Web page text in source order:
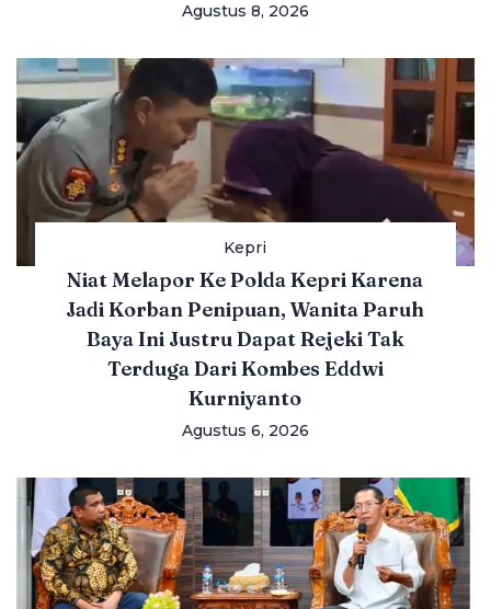
Agustus 8, 2026
Kepri
Niat Melapor Ke Polda Kepri Karena
Jadi Korban Penipuan, Wanita Paruh
Baya Ini Justru Dapat Rejeki Tak
Terduga Dari Kombes Eddwi
Kurniyanto
Agustus 6, 2026